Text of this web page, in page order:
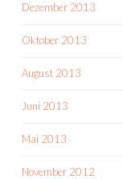
Dezember 2013
Oktober 2013
August 2013
Juni 2013
Mai 2013
November 2012